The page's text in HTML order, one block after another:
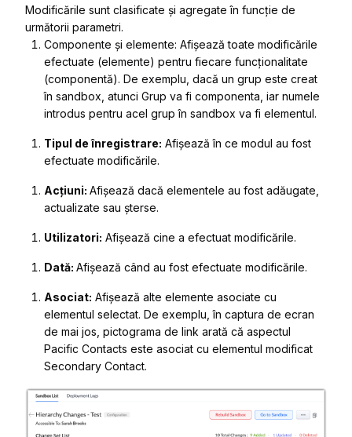
Modificările sunt clasificate și agregate în funcție de
următorii parametri.
Componente și elemente: Afișează toate modificările
efectuate (elemente) pentru fiecare funcționalitate
(componentă). De exemplu, dacă un grup este creat
în sandbox, atunci Grup va fi componenta, iar numele
introdus pentru acel grup în sandbox va fi elementul.
Tipul de înregistrare: Afișează în ce modul au fost
efectuate modificările.
Acțiuni: Afișează dacă elementele au fost adăugate,
actualizate sau șterse.
Utilizatori: Afișează cine a efectuat modificările.
Dată: Afișează când au fost efectuate modificările.
Asociat: Afișează alte elemente asociate cu
elementul selectat. De exemplu, în captura de ecran
de mai jos, pictograma de link arată că aspectul
Pacific Contacts este asociat cu elementul modificat
Secondary Contact.